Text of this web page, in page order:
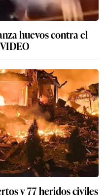
huevos contra el
y 77 heridos civiles